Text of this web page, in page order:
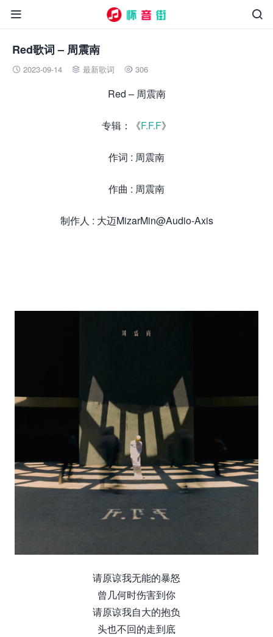


Red歌词 – 周震南
 2023-09-14  最新歌词  306
Red – 周震南
专辑：《F.F.F》
作词 : 周震南
作曲 : 周震南
制作人 : 大迈MizarMin@Audio-Axis
请原谅我无能的暴怒
曾几何时伤害到你
请原谅我自大的抱负
头也不回的走到底